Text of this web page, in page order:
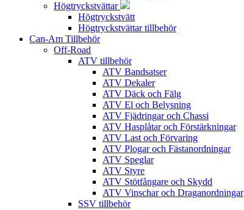
Högtryckstvättar
Högtryckstvätt
Högtryckstvättar tillbehör
Can-Am Tillbehör
Off-Road
ATV tillbehör
ATV Bandsatser
ATV Dekaler
ATV Däck och Fälg
ATV El och Belysning
ATV Fjädringar och Chassi
ATV Hasplåtar och Förstärkningar
ATV Last och Förvaring
ATV Plogar och Fästanordningar
ATV Speglar
ATV Styre
ATV Stötfångare och Skydd
ATV Vinschar och Draganordningar
SSV tillbehör